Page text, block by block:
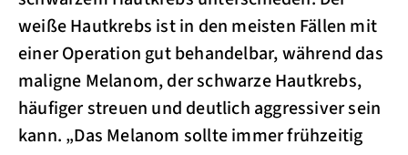
weiße Hautkrebs ist in den meisten Fällen mit
einer Operation gut behandelbar, während das
maligne Melanom, der schwarze Hautkrebs,
häufiger streuen und deutlich aggressiver sein
kann. „Das Melanom sollte immer frühzeitig